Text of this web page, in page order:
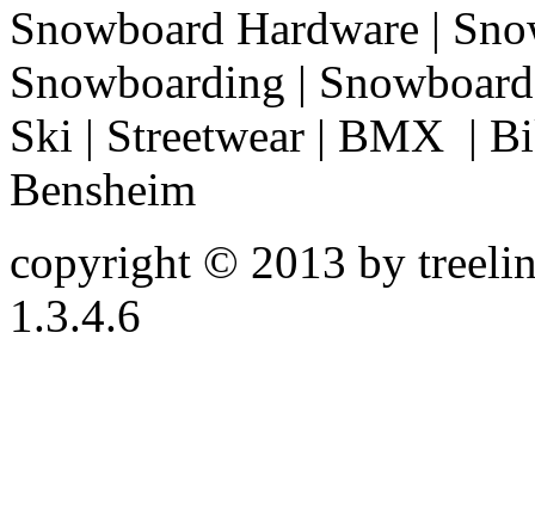
Snowboard Hardware |
Snowboarding |
Ski | Streetwear | BMX |
Bensheim
copyright © 2013 by
1.3.4.6